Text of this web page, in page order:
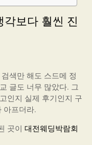
각보다 훨씬 진
색만 해도 스드메 정
글도 너무 많았다. 그
인지 실제 후기인지 구
아프더라.
곳이 대전웨딩박람회